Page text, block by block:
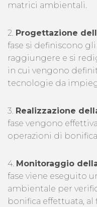
matrici ambientali.
2. Progettazione
fase si definiscono
raggiungere e si
in cui vengono
tecnologie da
3. Realizzazione
fase vengono
operazioni di
4. Monitoraggio
fase viene eseguito
ambientale per
bonifica effettuata, al